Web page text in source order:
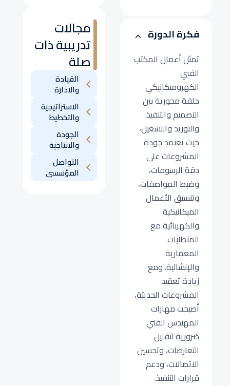
مجالات
تدريبية ذات
صلة
القيادة
والادارة
الاستراتيجية
والتخطيط
الجودة
والانتاجية
التواصل
المؤسسى
فكرة الدورة
تمثل أعمال المكتب
الفني
الكهروميكانيكي
حلقة محورية بين
التصميم والتنفيذ
والتوريد والتشغيل،
حيث تعتمد جودة
المشروعات على
دقة الرسومات،
وضبط المواصفات،
وتنسيق الأعمال
الميكانيكية
والكهربائية مع
المتطلبات
المعمارية
والإنشائية. ومع
زيادة تعقيد
المشروعات الحديثة،
أصبحت مهارات
المهندس الفني
ضرورية لتقليل
التعارضات، وتحسين
الاتصالات، ودعم
قرارات التنفيذ.